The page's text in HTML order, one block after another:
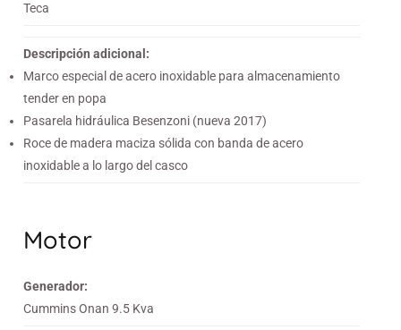
Teca
Descripción adicional:
Marco especial de acero inoxidable para almacenamiento
tender en popa
Pasarela hidráulica Besenzoni (nueva 2017)
Roce de madera maciza sólida con banda de acero
inoxidable a lo largo del casco
Motor
Generador:
Cummins Onan 9.5 Kva